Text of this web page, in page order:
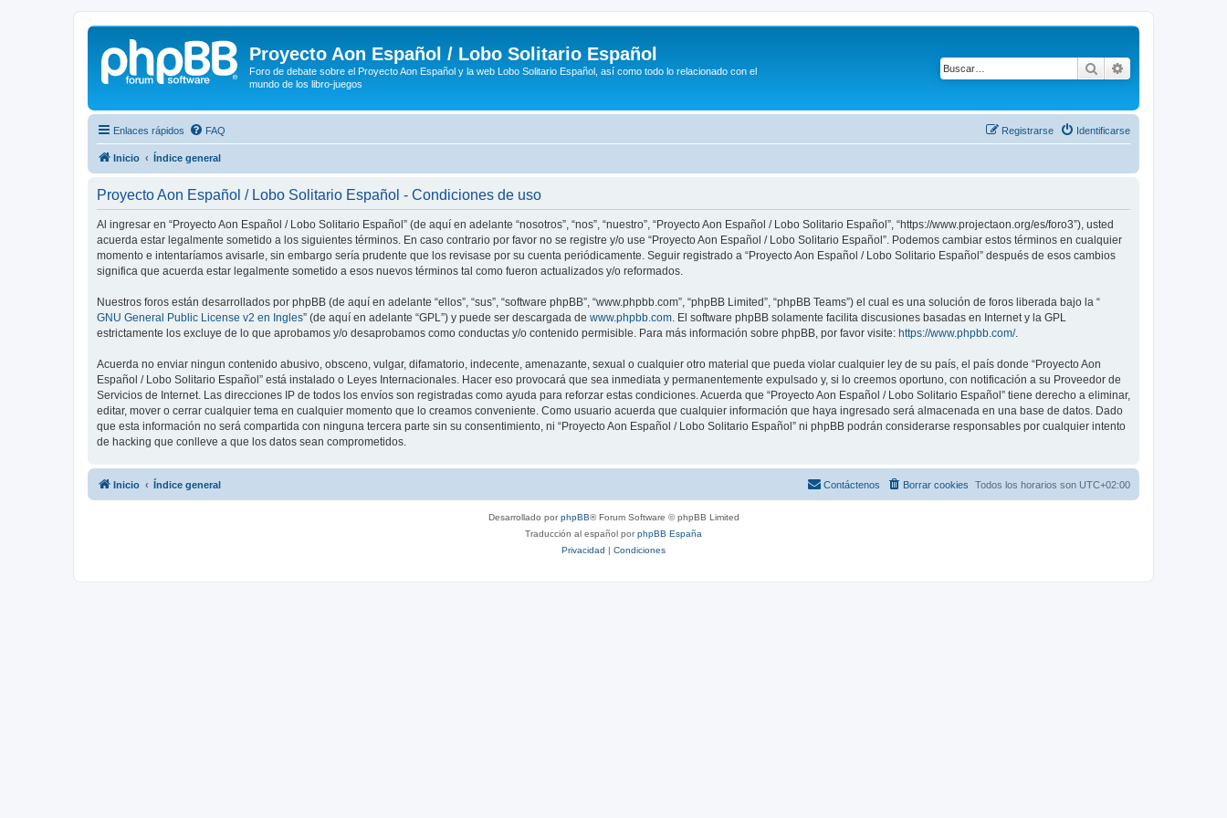
Proyecto Aon Español / Lobo Solitario Español
Foro de debate sobre el Proyecto Aon Español y la web Lobo Solitario Español, así como todo lo relacionado con el
mundo de los libro-juegos
Buscar
Enlaces rápidos FAQ Identificarse
Registrarse
Inicio Índice general
Proyecto Aon Español / Lobo Solitario Español - Condiciones de uso
Al ingresar en “Proyecto Aon Español / Lobo Solitario Español” (de aquí en adelante “nosotros”, “nos”, “nuestro”, “Proyecto Aon Español / Lobo Solitario Español”, “https://www.projectaon.org/es/foro3”), usted
acuerda estar legalmente sometido a los siguientes términos. En caso contrario por favor no se registre y/o use “Proyecto Aon Español / Lobo Solitario Español”. Podemos cambiar estos términos en cualquier
momento e intentaríamos avisarle, sin embargo sería prudente que los revisase por su cuenta periódicamente. Seguir registrado a “Proyecto Aon Español / Lobo Solitario Español” después de esos cambios
significa que acuerda estar legalmente sometido a esos nuevos términos tal como fueron actualizados y/o reformados.
Nuestros foros están desarrollados por phpBB (de aquí en adelante “ellos”, “sus”, “software phpBB”, “www.phpbb.com”, “phpBB Limited”, “phpBB Teams”) el cual es una solución de foros liberada bajo la “
GNU General Public License v2 en Ingles” (de aquí en adelante “GPL”) y puede ser descargada de www.phpbb.com . El software phpBB solamente facilita discusiones basadas en Internet y la GPL
estrictamente los excluye de lo que aprobamos y/o desaprobamos como conductas y/o contenido permisible. Para más información sobre phpBB, por favor visite: https://www.phpbb.com/.
Acuerda no enviar ningun contenido abusivo, obsceno, vulgar, difamatorio, indecente, amenazante, sexual o cualquier otro material que pueda violar cualquier ley de su país, el país donde “Proyecto Aon
Español / Lobo Solitario Español” está instalado o Leyes Internacionales. Hacer eso provocará que sea inmediata y permanentemente expulsado y, si lo creemos oportuno, con notificación a su Proveedor de
Servicios de Internet. Las direcciones IP de todos los envíos son registradas como ayuda para reforzar estas condiciones. Acuerda que “Proyecto Aon Español / Lobo Solitario Español” tiene derecho a eliminar,
editar, mover o cerrar cualquier tema en cualquier momento que lo creamos conveniente. Como usuario acuerda que cualquier información que haya ingresado será almacenada en una base de datos. Dado
que esta información no será compartida con ninguna tercera parte sin su consentimiento, ni “Proyecto Aon Español / Lobo Solitario Español” ni phpBB podrán considerarse responsables por cualquier intento
de hacking que conlleve a que los datos sean comprometidos.
Inicio Índice general Todos los horarios son UTC+02:00
Borrar cookies
Contáctenos
Desarrollado porphpBB® Forum Software © phpBB Limited
Traducción al español porphpBB España
Privacidad | Condiciones